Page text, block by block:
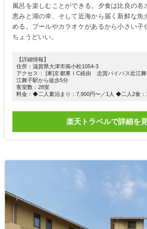
風呂を楽しむことができる。夕食は比良の名
恵みと湖の幸、そして近海から届く新鮮な魚
める。プールやカラオケがあるから小さい子
ちょうどいい。
【詳細情報】
住所：滋賀県大津市南小松1054-3
アクセス： [車]京都東ＩC経由 志賀バイパス近江
江舞子駅から徒歩5分
客室数：28室
料金：◆二人素泊まり：7,900円〜／1人 ◆二人2食：
楽天トラベルで詳細を